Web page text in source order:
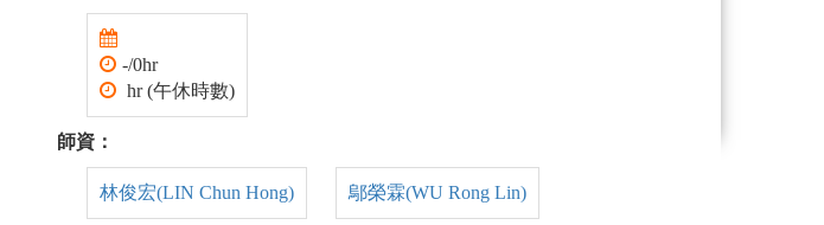
-/0hr
hr (午休時數)
師資：
林俊宏(LIN Chun Hong) 鄔榮霖(WU Rong Lin)